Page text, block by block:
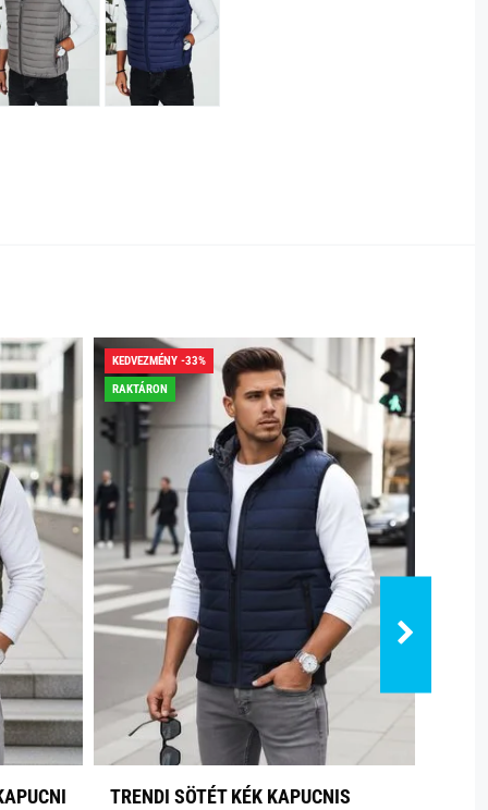
KEDVEZMÉNY -33%
RAKTÁRON
TRENDI SÖTÉT KÉK KAPUCNIS